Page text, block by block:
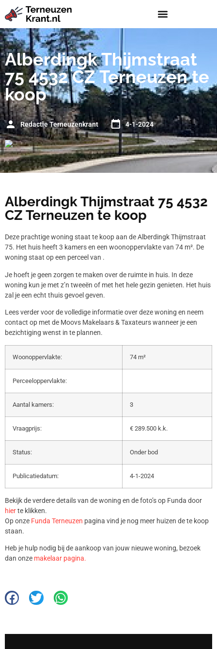
Alberdingk Thijmstraat
75 4532 CZ Terneuzen te
koop
Redactie Terneuzenkrant 4-1-2024
Alberdingk Thijmstraat 75 4532
CZ Terneuzen te koop
Deze prachtige woning staat te koop aan de Alberdingk Thijmstraat
75. Het huis heeft 3 kamers en een woonoppervlakte van 74 m². De
woning staat op een perceel van .
Je hoeft je geen zorgen te maken over de ruimte in huis. In deze
woning kun je met z’n tweeën of met het hele gezin genieten. Het huis
zal je een echt thuis gevoel geven.
Lees verder voor de volledige informatie over deze woning en neem
contact op met de Moovs Makelaars & Taxateurs wanneer je een
bezichtiging wenst in te plannen.
Woonoppervlakte: 74 m²
Perceeloppervlakte:
Aantal kamers: 3
Vraagprijs: € 289.500 k.k.
Status: Onder bod
Publicatiedatum: 4-1-2024
Bekijk de verdere details van de woning en de foto’s op Funda door
hierte klikken.
Op onze Funda Terneuzen pagina vind je nog meer huizen de te koop
staan.
Heb je hulp nodig bij de aankoop van jouw nieuwe woning, bezoek
dan onze makelaar pagina.